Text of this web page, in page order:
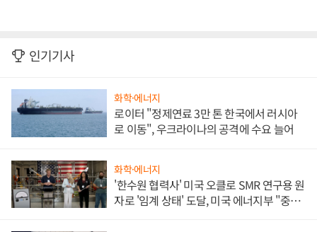
인기기사
화학·에너지
로이터 "정제연료 3만 톤 한국에서 러시아
로 이동", 우크라이나의 공격에 수요 늘어
화학·에너지
'한수원 협력사' 미국 오클로 SMR 연구용 원
자로 '임계 상태' 도달, 미국 에너지부 "중요